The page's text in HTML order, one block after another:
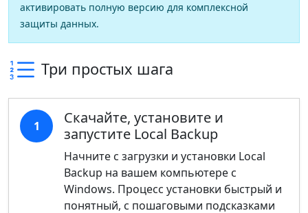
активировать полную версию для комплексной
защиты данных.
Три простых шага
1
Скачайте, установите и
запустите Local Backup
Начните с загрузки и установки Local
Backup на вашем компьютере с
Windows. Процесс установки быстрый и
понятный, с пошаговыми подсказками